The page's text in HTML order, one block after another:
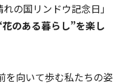
の国リンドウ記念日」
のある暮らし”を楽し
を向いて歩む私たちの姿